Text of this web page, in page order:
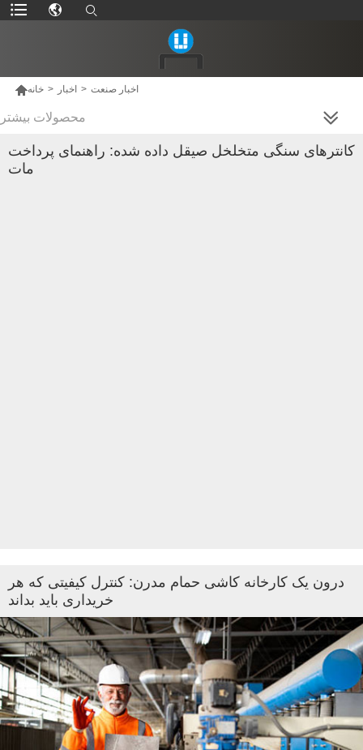
خانه > اخبار > اخبار صنعت
محصولات بیشتر
کانترهای سنگی متخلخل صیقل داده شده: راهنمای پرداخت
مات
درون یک کارخانه کاشی حمام مدرن: کنترل کیفیتی که هر
خریداری باید بداند